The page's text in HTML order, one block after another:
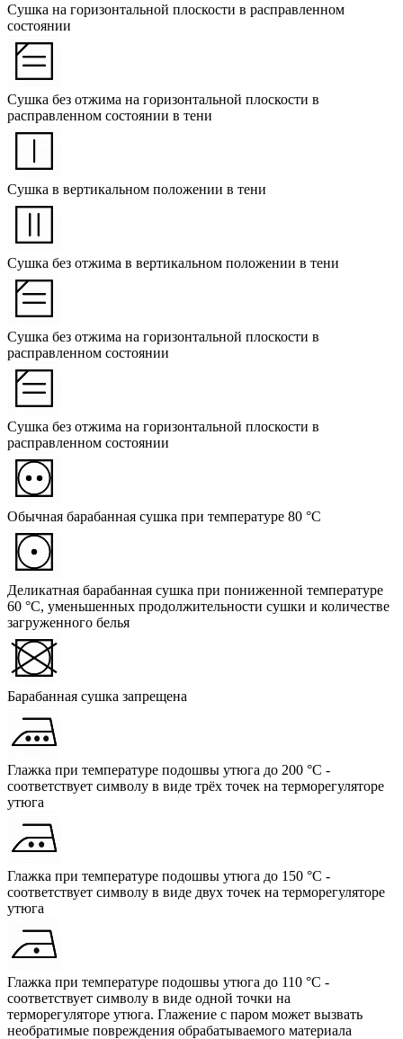
Сушка на горизонтальной плоскости в расправленном
состоянии
Сушка без отжима на горизонтальной плоскости в
расправленном состоянии в тени
Сушка в вертикальном положении в тени
Сушка без отжима в вертикальном положении в тени
Сушка без отжима на горизонтальной плоскости в
расправленном состоянии
Сушка без отжима на горизонтальной плоскости в
расправленном состоянии
Обычная барабанная сушка при температуре 80 °C
Деликатная барабанная сушка при пониженной температуре
60 °C, уменьшенных продолжительности сушки и количестве
загруженного белья
Барабанная сушка запрещена
Глажка при температуре подошвы утюга до 200 °C -
соответствует символу в виде трёх точек на терморегуляторе
утюга
Глажка при температуре подошвы утюга до 150 °C -
соответствует символу в виде двух точек на терморегуляторе
утюга
Глажка при температуре подошвы утюга до 110 °C -
соответствует символу в виде одной точки на
терморегуляторе утюга. Глажение с паром может вызвать
необратимые повреждения обрабатываемого материала